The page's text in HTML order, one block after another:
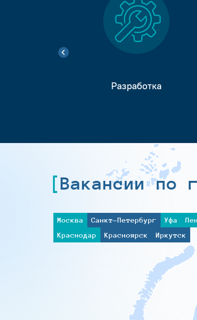
Разработка
Вакансии по
Москва Санкт-Петербург Уфа
Краснодар
Красноярск Иркутск